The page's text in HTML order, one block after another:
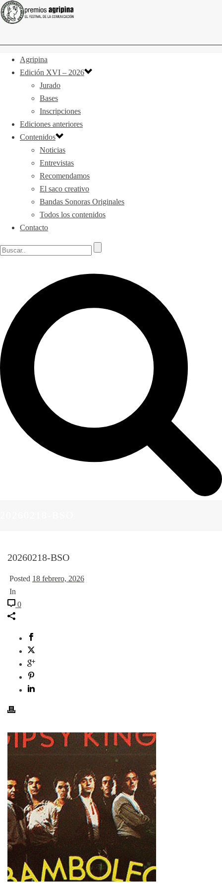
Agripina
Edición XVI – 2026
Jurado
Bases
Inscripciones
Ediciones anteriores
Contenidos
Noticias
Entrevistas
Recomendamos
El saco creativo
Bandas Sonoras Originales
Todos los contenidos
Contacto
20260218-BSO
Posted 18 febrero, 2026
In
0